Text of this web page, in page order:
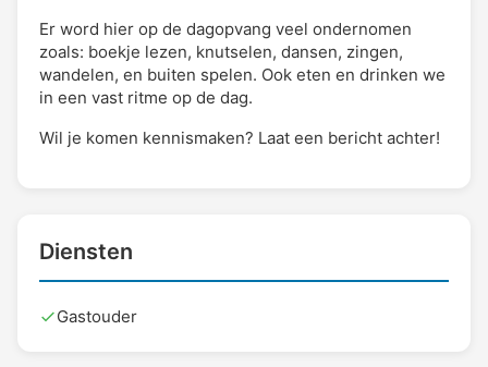
Er word hier op de dagopvang veel ondernomen
zoals: boekje lezen, knutselen, dansen, zingen,
wandelen, en buiten spelen. Ook eten en drinken we
in een vast ritme op de dag.
Wil je komen kennismaken? Laat een bericht achter!
Diensten
Gastouder